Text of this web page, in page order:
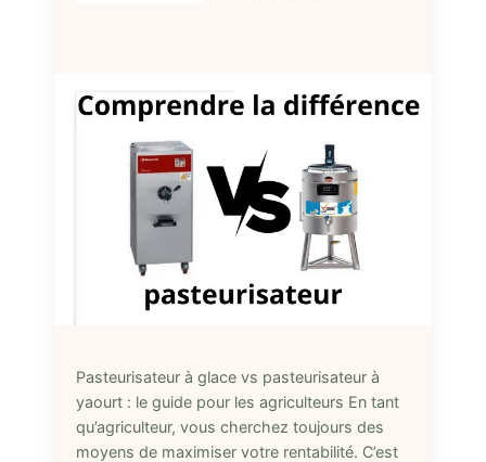
Pasteurisateur à glace vs pasteurisateur à
yaourt : le guide pour les agriculteurs En tant
qu’agriculteur, vous cherchez toujours des
moyens de maximiser votre rentabilité. C’est